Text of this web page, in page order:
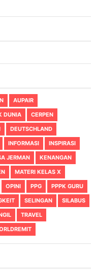
AUPAIR
DUNIA
CERPEN
DEUTSCHLAND
INFORMASI
INSPIRASI
JERMAN
KENANGAN
MATERI KELAS X
OPINI PPG
PPPK GURU
SELINGAN
SILABUS
TRAVEL